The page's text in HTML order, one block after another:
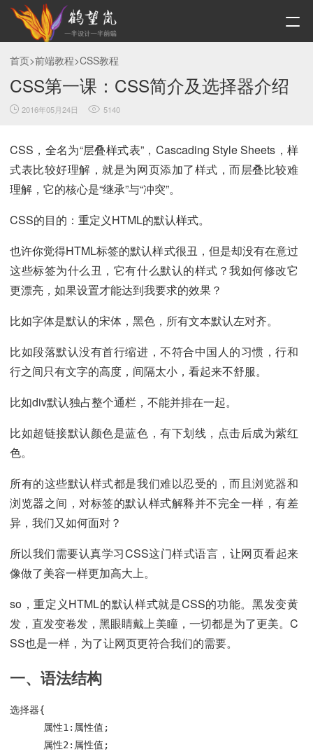
首页>前端教程>CSS教程
CSS第一课：CSS简介及选择器介绍
2016年05月24日 5140
CSS，全名为“层叠样式表”，Cascading Style Sheets，样
式表比较好理解，就是为网页添加了样式，而层叠比较难
理解，它的核心是“继承”与“冲突”。
CSS的目的：重定义HTML的默认样式。
也许你觉得HTML标签的默认样式很丑，但是却没有在意过
这些标签为什么丑，它有什么默认的样式？我如何修改它
更漂亮，如果设置才能达到我要求的效果？
比如字体是默认的宋体，黑色，所有文本默认左对齐。
比如段落默认没有首行缩进，不符合中国人的习惯，行和
行之间只有文字的高度，间隔太小，看起来不舒服。
比如div默认独占整个通栏，不能并排在一起。
比如超链接默认颜色是蓝色，有下划线，点击后成为紫红
色。
所有的这些默认样式都是我们难以忍受的，而且浏览器和
浏览器之间，对标签的默认样式解释并不完全一样，有差
异，我们又如何面对？
所以我们需要认真学习CSS这门样式语言，让网页看起来
像做了美容一样更加高大上。
so，重定义HTML的默认样式就是CSS的功能。黑发变黄
发，直发变卷发，黑眼睛戴上美瞳，一切都是为了更美。C
SS也是一样，为了让网页更符合我们的需要。
一、语法结构
选择器{
属性1:属性值;
属性2:属性值;